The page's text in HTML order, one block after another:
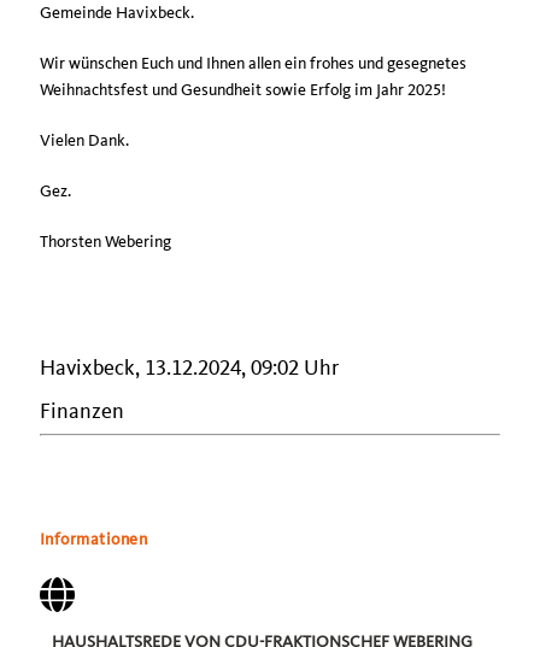
Gemeinde Havixbeck.
Wir wünschen Euch und Ihnen allen ein frohes und gesegnetes
Weihnachtsfest und Gesundheit sowie Erfolg im Jahr 2025!
Vielen Dank.
Gez.
Thorsten Webering
Havixbeck, 13.12.2024, 09:02 Uhr
Finanzen
Informationen
HAUSHALTSREDE VON CDU-FRAKTIONSCHEF WEBERING